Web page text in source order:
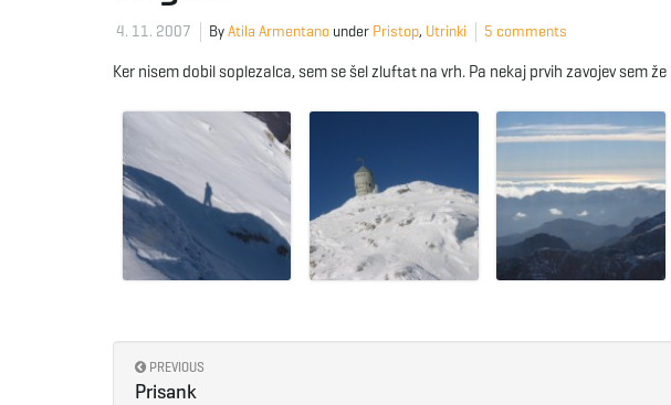
4. 11. 2007 ByAtila Armentano under Pristop, Utrinki 5 comments
Ker nisem dobil soplezalca, sem se šel zluftat na vrh. Pa nekaj prvih zavojev sem
PREVIOUS
Prisank